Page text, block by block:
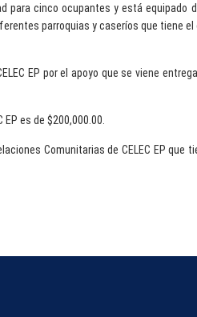
para cinco ocupantes y está
parroquias y caseríos que tiene
EP por el apoyo que se viene
es de $200,000.00.
Comunitarias de CELEC EP